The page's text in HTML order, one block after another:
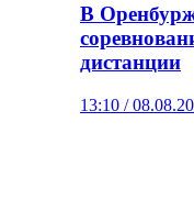
В
дистанции
13:10 /